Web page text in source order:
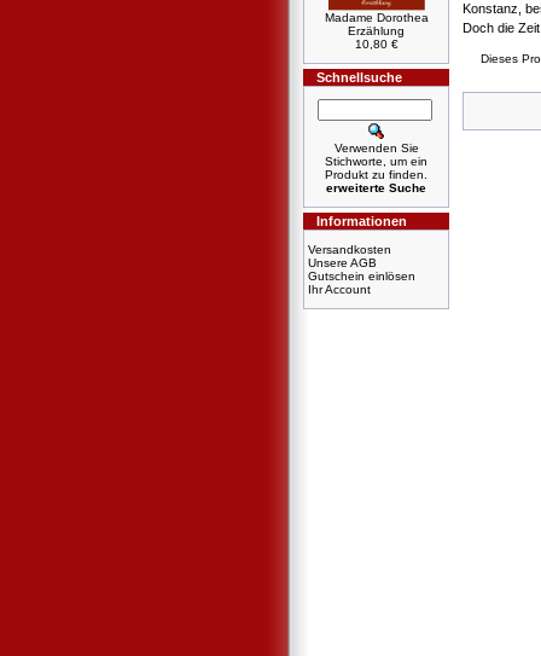
Madame Dorothea
Erzählung
10,80 €
Schnellsuche
Verwenden Sie
Stichworte, um ein
Produkt zu finden.
erweiterte Suche
Informationen
Versandkosten
Unsere AGB
Gutschein einlösen
Ihr Account
Konstanz,
Doch die
Dieses